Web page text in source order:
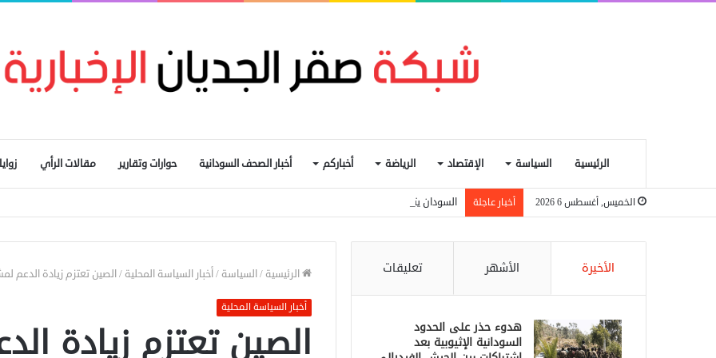
الرئيسية السياسة الإقتصاد الرياضة أخباركم أخبار الصحف السودانية حوارات وتقارير مقالات الرأي
الخميس, أغسطس 6 2026 أخبار عاجلة السودان يتجه لإعادة تنظيم التجارة الحدودية ومراجعة الاتفاقيات مع دول الجوار
الرئيسية /السياسة /أخبار السياسة المحلية /الصين تعتزم زيادة الدعم
أخبار السياسة المحلية
الصين تعتزم زيادة
الأخيرة الأشهر تعليقات
هدوء حذر على الحدود
السودانية الإثيوبية بعد